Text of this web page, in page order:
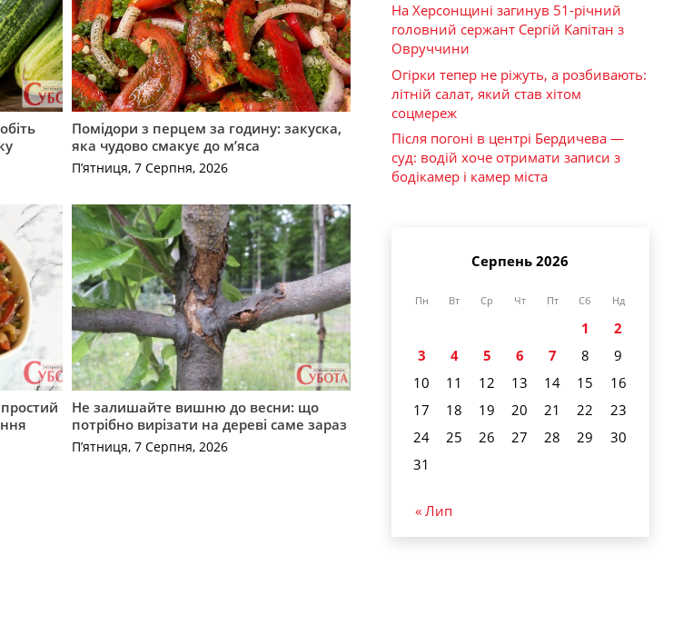
Помідори з перцем за годину: закуска,
яка чудово смакує до м’яса
П’ятниця, 7 Серпня, 2026
Не залишайте вишню до весни: що
потрібно вирізати на дереві саме зараз
П’ятниця, 7 Серпня, 2026
На Херсонщині загинув 51-річний
головний сержант Сергій Капітан з
Овруччини
Огірки тепер не ріжуть, а розбивають:
літній салат, який став хітом
соцмереж
Після погоні в центрі Бердичева —
суд: водій хоче отримати записи з
бодікамер і камер міста
Серпень 2026
Пн Вт Ср Чт Пт Сб Нд
1
2
3
4 5 6 7 8
9
10
11 12 13 14 15
16
17
18 19 20 21 22
23
24
25 26 27 28 29
30
31
« Лип